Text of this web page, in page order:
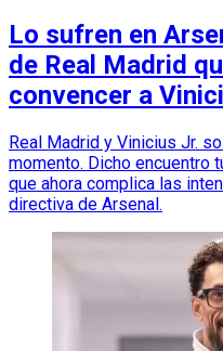
Lo sufren en
de Real Madrid
convencer a
Real Madrid y Vinicius Jr.
momento. Dicho encuentro
que ahora complica las
directiva de Arsenal.